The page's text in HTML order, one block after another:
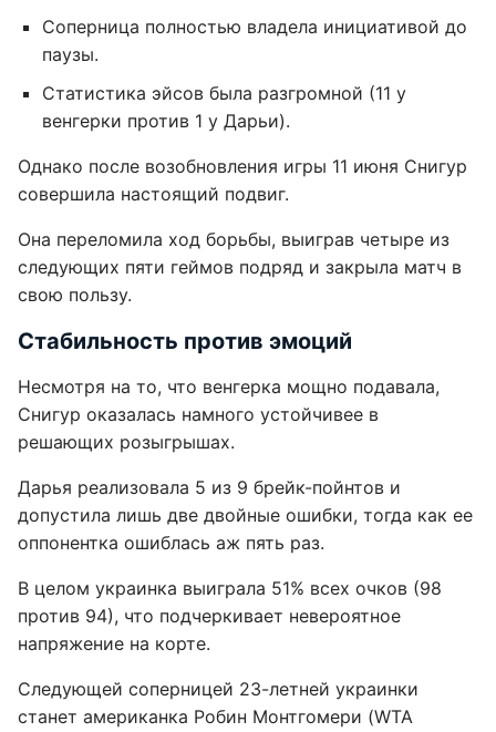
Соперница полностью владела инициативой до
паузы.
Статистика эйсов была разгромной (11 у
венгерки против 1 у Дарьи).
Однако после возобновления игры 11 июня Снигур
совершила настоящий подвиг.
Она переломила ход борьбы, выиграв четыре из
следующих пяти геймов подряд и закрыла матч в
свою пользу.
Стабильность против эмоций
Несмотря на то, что венгерка мощно подавала,
Снигур оказалась намного устойчивее в
решающих розыгрышах.
Дарья реализовала 5 из 9 брейк-пойнтов и
допустила лишь две двойные ошибки, тогда как ее
оппонентка ошиблась аж пять раз.
В целом украинка выиграла 51% всех очков (98
против 94), что подчеркивает невероятное
напряжение на корте.
Следующей соперницей 23-летней украинки
станет американка Робин Монтгомери (WTA